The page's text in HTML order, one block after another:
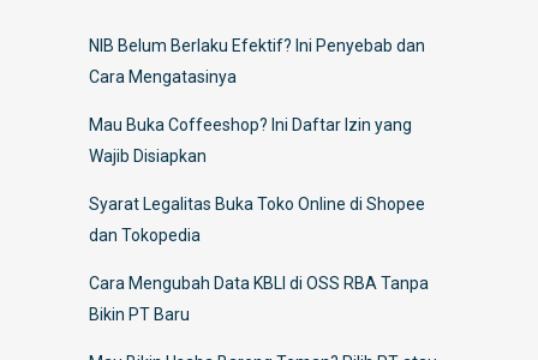
NIB Belum Berlaku Efektif? Ini Penyebab dan
Cara Mengatasinya
Mau Buka Coffeeshop? Ini Daftar Izin yang
Wajib Disiapkan
Syarat Legalitas Buka Toko Online di Shopee
dan Tokopedia
Cara Mengubah Data KBLI di OSS RBA Tanpa
Bikin PT Baru